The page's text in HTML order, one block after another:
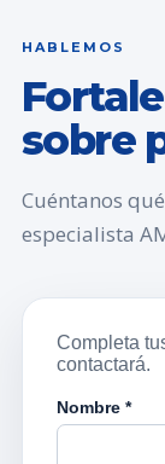
HABLEMOS
sobre
Cuéntanos
especialista